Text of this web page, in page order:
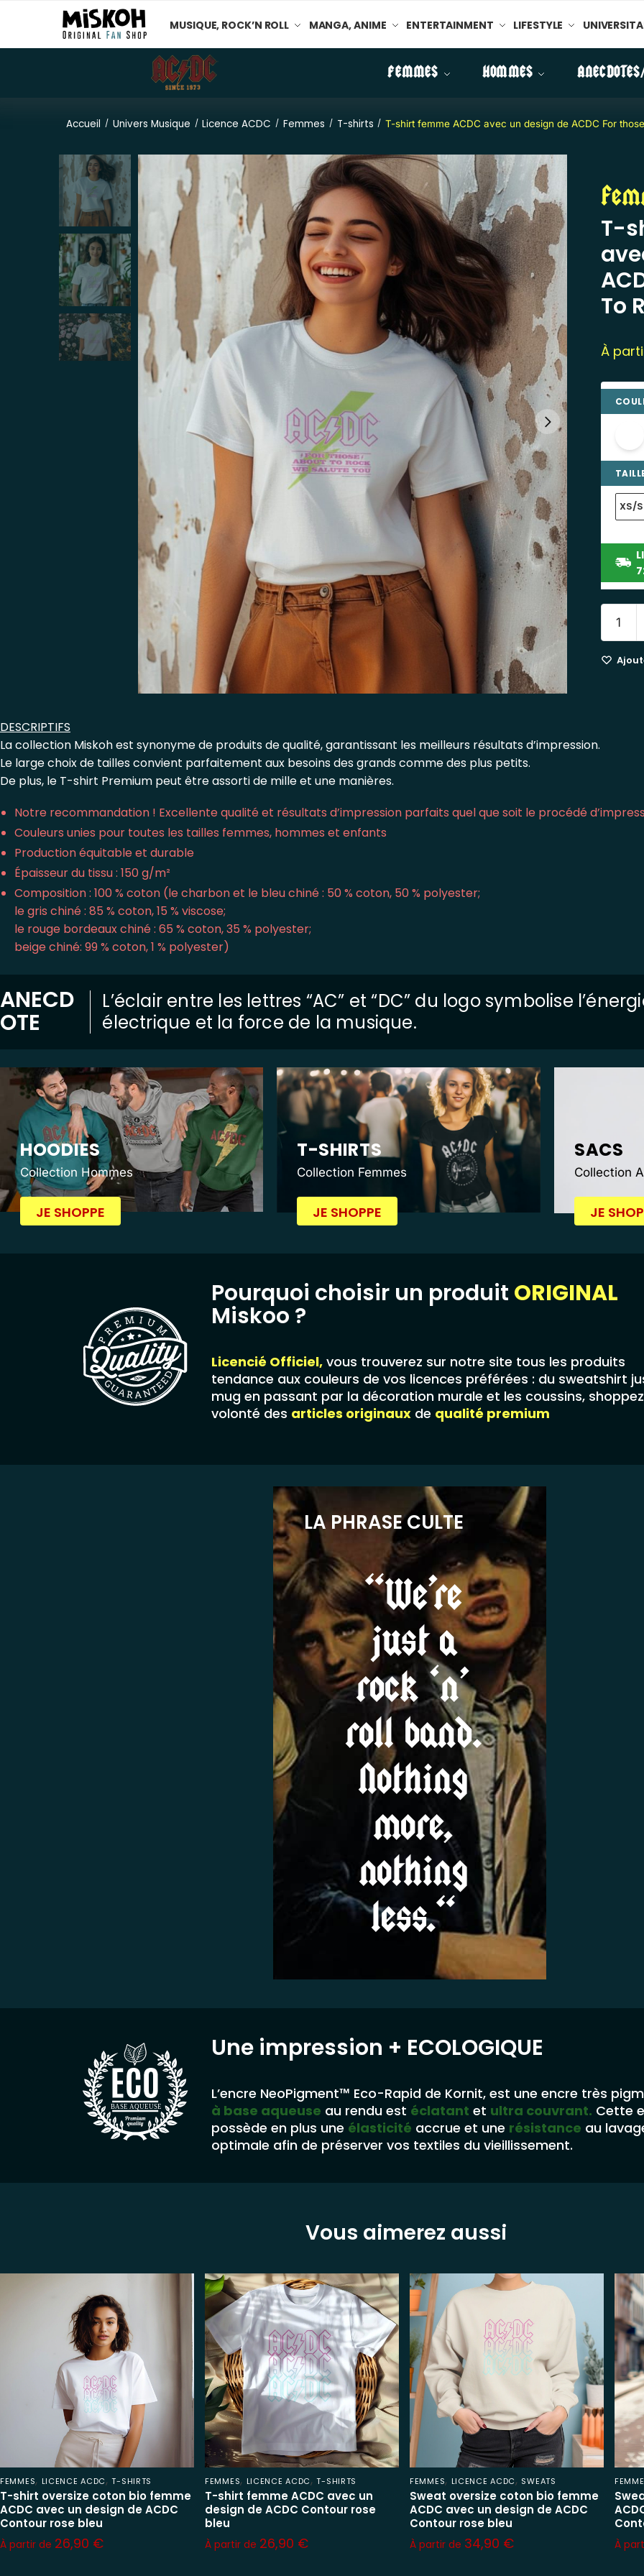
MUSIQUE, ROCK’N ROLL MANGA, ANIME ENTERTAINMENT LIFESTYLE
FEMMES HOMMES
Accueil / Univers Musique / Licence ACDC / Femmes / T-shirts / T-shirt femme ACDC avec un design de ACDC For
T-
To
À
XS/S
DESCRIPTIFS
La collection Miskoh est synonyme de produits de qualité, garantissant les meilleurs résultats d’impression.
Le large choix de tailles convient parfaitement aux besoins des grands comme des plus petits.
De plus, le T-shirt Premium peut être assorti de mille et une manières.
Notre recommandation ! Excellente qualité et résultats d’impression parfaits quel que soit le procédé
Couleurs unies pour toutes les tailles femmes, hommes et enfants
Production équitable et durable
Épaisseur du tissu : 150 g/m²
Composition : 100 % coton (le charbon et le bleu chiné : 50 % coton, 50 % polyester;
le gris chiné : 85 % coton, 15 % viscose;
le rouge bordeaux chiné : 65 % coton, 35 % polyester;
beige chiné: 99 % coton, 1 % polyester)
ANECD
OTE
L’éclair entre les lettres “AC” et “DC” du logo symbolise
électrique et la force de la musique.
HOODIES
Collection Hommes
JE SHOPPE
T-SHIRTS
Collection Femmes
JE SHOPPE
SACS
Collection
JE
Pourquoi choisir un produit ORIGINAL
Miskoo ?
Licencié Officiel, vous trouverez sur notre site tous les produits
tendance aux couleurs de vos licences préférées : du sweatshirt
mug en passant par la décoration murale et les coussins,
volonté des articles originaux de qualité premium
LA PHRASE CULTE
“We’re
just a
rock ‘n’
roll band.
Nothing
more,
nothing
less.“
BASE AQUEUSE
Une impression + ECOLOGIQUE
L’encre NeoPigment™ Eco-Rapid de Kornit, est une encre très
à base aqueuse au rendu est éclatant et ultra couvrant. Cette
possède en plus une élasticité accrue et une résistance au
optimale afin de préserver vos textiles du vieillissement.
Vous aimerez aussi
FEMMES, LICENCE ACDC,T-SHIRTS
T-shirt oversize coton bio femme
ACDC avec un design de ACDC
Contour rose bleu
À partir de 26,90 €
FEMMES, LICENCE ACDC,T-SHIRTS
T-shirt femme ACDC avec un
design de ACDC Contour rose
bleu
À partir de 26,90 €
FEMMES, LICENCE ACDC, SWEATS
Sweat oversize coton bio femme
ACDC avec un design de ACDC
Contour rose bleu
À partir de 34,90 € À